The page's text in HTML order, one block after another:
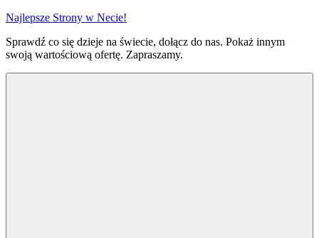
Przejdź
treści
Najlepsze Strony w Necie!
Sprawdź co się dzieje na świecie, dołącz do nas. Pokaż innym
swoją wartościową ofertę. Zapraszamy.